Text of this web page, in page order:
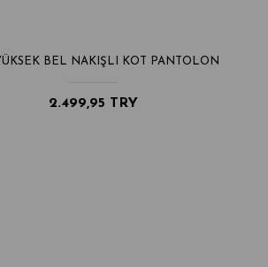
BEL NAKIŞLI KOT PANTOLON
2.499,95 TRY